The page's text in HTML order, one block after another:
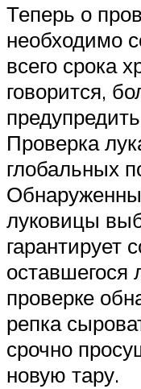
Теперь о
необходимо
всего срока
говорится,
Проверка
глобальных
луковицы
гарантирует
оставшегося
проверке
репка
срочно
новую тару.